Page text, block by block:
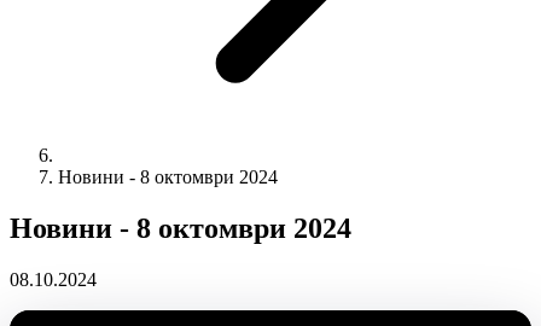
Новини - 8 октомври 2024
Новини - 8 октомври 2024
08.10.2024